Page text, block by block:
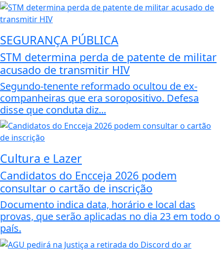
SEGURANÇA PÚBLICA
STM determina perda de patente de militar
acusado de transmitir HIV
Segundo-tenente reformado ocultou de ex-
companheiras que era soropositivo. Defesa
disse que conduta diz...
Cultura e Lazer
Candidatos do Encceja 2026 podem
consultar o cartão de inscrição
Documento indica data, horário e local das
provas, que serão aplicadas no dia 23 em todo o
país.